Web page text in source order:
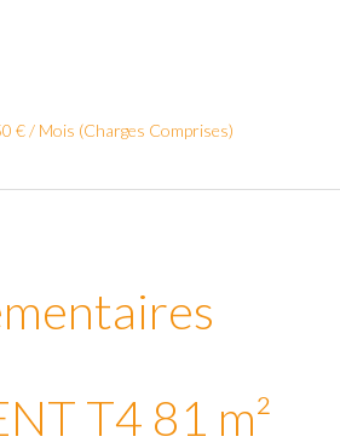
€ / Mois (Charges Comprises)
T4 81 m²